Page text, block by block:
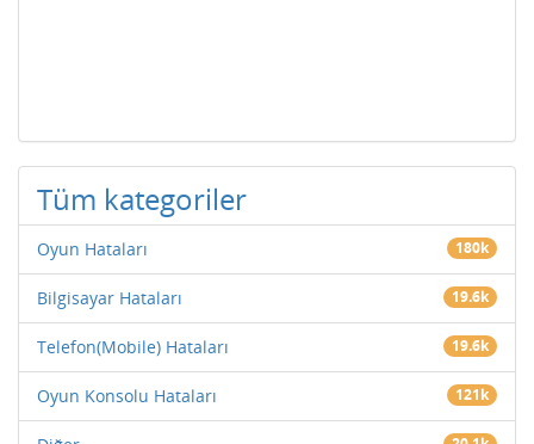
Tüm kategoriler
Oyun Hataları 180k
Bilgisayar Hataları 19.6k
Telefon(Mobile) Hataları 19.6k
Oyun Konsolu Hataları 121k